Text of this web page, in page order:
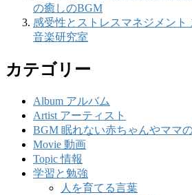
の癒しのBGM
感受性とストレスマネジメント
音楽研究室
カテゴリー
Album アルバム
Artist アーティスト
BGM 眠れない赤ちゃんやママ
Movie 動画
Topic 情報
学習と勉強
人を育てる言葉